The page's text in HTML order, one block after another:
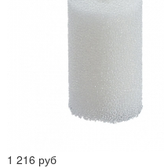
1 216 руб